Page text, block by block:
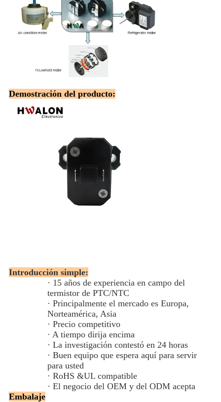
Demostración del producto:
Introducción simple:
· 15 años de experiencia en campo del
termistor de PTC/NTC
· Principalmente el mercado es Europa,
Norteamérica, Asia
· Precio competitivo
· A tiempo dirija encima
· La investigación contestó en 24 horas
· Buen equipo que espera aquí para servir
para usted
· RoHS &UL compatible
· El negocio del OEM y del ODM acepta
Embalaje